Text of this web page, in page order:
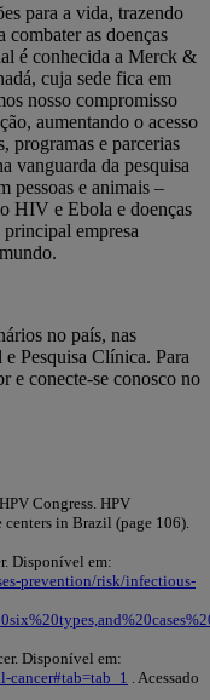
para a vida, trazendo
combater as doenças
é conhecida a Merck &
cuja sede fica em
nosso compromisso
aumentando o acesso
programas e parcerias
vanguarda da pesquisa
pessoas e animais –
HIV e Ebola e doenças
principal empresa
no país, nas
Pesquisa Clínica. Para
e conecte-se conosco no
Congress. HPV
in Brazil (page 106).
Disponível em:
prevention/risk/infectious-
Disponível em:
. Acessado